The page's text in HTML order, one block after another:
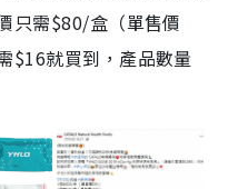
只需$80/盒（單售價
$16就買到，產品數量